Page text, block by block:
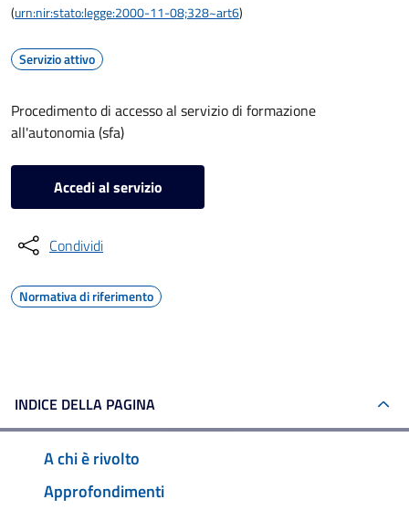
(urn:nir:stato:legge:2000-11-08;328~art6)
Servizio attivo
Procedimento di accesso al servizio di formazione
all'autonomia (sfa)
Accedi al servizio
Condividi
Normativa di riferimento
INDICE DELLA PAGINA
A chi è rivolto
Approfondimenti